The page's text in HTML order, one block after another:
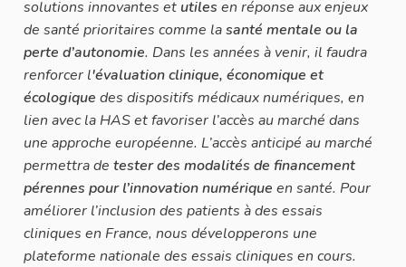
solutions innovantes et utiles en réponse aux enjeux
de santé prioritaires comme lasanté mentale ou la
perte d’autonomie. Dans les années à venir, il faudra
renforcer l'évaluation clinique, économique et
écologique des dispositifs médicaux numériques, en
lien avec la HAS et favoriser l’accès au marché dans
une approche européenne. L’accès anticipé au marché
permettra de tester des modalités de financement
pérennes pour l’innovation numérique en santé. Pour
améliorer l’inclusion des patients à des essais
cliniques en France, nous développerons une
plateforme nationale des essais cliniques en cours.